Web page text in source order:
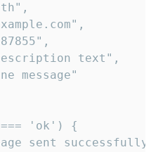
text",
message"
'ok') {
sent